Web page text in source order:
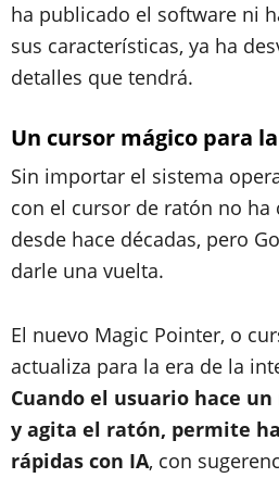
ha publicado el software ni
sus características, ya ha
detalles que tendrá.
Un cursor mágico para
Sin importar el sistema
con el cursor de ratón no ha
desde hace décadas, pero
darle una vuelta.
El nuevo Magic Pointer, o
actualiza para la era de la
Cuando el usuario hace
y agita el ratón, permite
rápidas con IA, con